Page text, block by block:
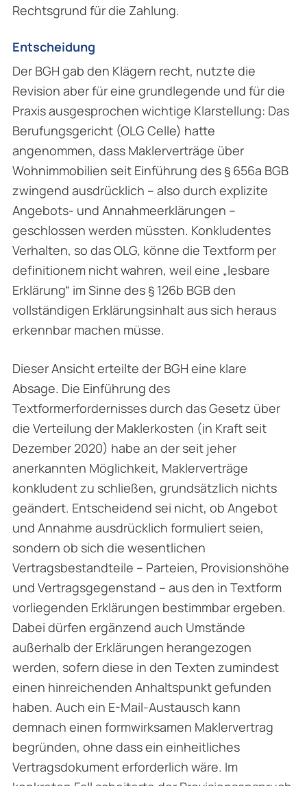
Rechtsgrund für die Zahlung.
Entscheidung
Der BGH gab den Klägern recht, nutzte die
Revision aber für eine grundlegende und für die
Praxis ausgesprochen wichtige Klarstellung: Das
Berufungsgericht (OLG Celle) hatte
angenommen, dass Maklerverträge über
Wohnimmobilien seit Einführung des § 656a BGB
zwingend ausdrücklich – also durch explizite
Angebots- und Annahmeerklärungen –
geschlossen werden müssten. Konkludentes
Verhalten, so das OLG, könne die Textform per
definitionem nicht wahren, weil eine „lesbare
Erklärung“ im Sinne des § 126b BGB den
vollständigen Erklärungsinhalt aus sich heraus
erkennbar machen müsse.
Dieser Ansicht erteilte der BGH eine klare
Absage. Die Einführung des
Textformerfordernisses durch das Gesetz über
die Verteilung der Maklerkosten (in Kraft seit
Dezember 2020) habe an der seit jeher
anerkannten Möglichkeit, Maklerverträge
konkludent zu schließen, grundsätzlich nichts
geändert. Entscheidend sei nicht, ob Angebot
und Annahme ausdrücklich formuliert seien,
sondern ob sich die wesentlichen
Vertragsbestandteile – Parteien, Provisionshöhe
und Vertragsgegenstand – aus den in Textform
vorliegenden Erklärungen bestimmbar ergeben.
Dabei dürfen ergänzend auch Umstände
außerhalb der Erklärungen herangezogen
werden, sofern diese in den Texten zumindest
einen hinreichenden Anhaltspunkt gefunden
haben. Auch ein E-Mail-Austausch kann
demnach einen formwirksamen Maklervertrag
begründen, ohne dass ein einheitliches
Vertragsdokument erforderlich wäre. Im